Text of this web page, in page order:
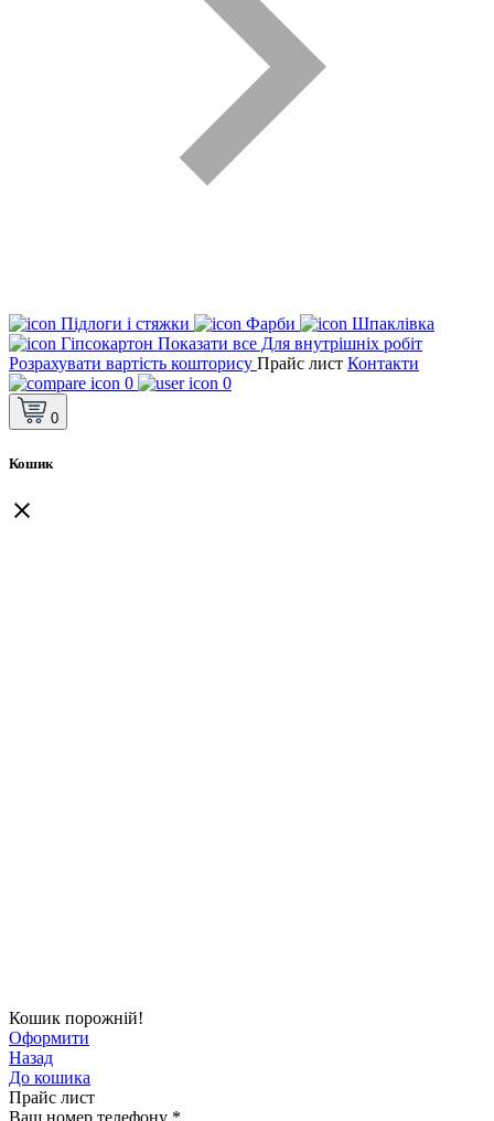
Підлоги і стяжки Фарби
Шпаклівка
Гіпсокартон Показати все Для внутрішніх робіт
Розрахувати вартість кошторису Прайс лист Контакти
0
0
0
Кошик
Кошик порожній!
Оформити
Назад
До кошика
Прайс лист
Ваш номер телефону *